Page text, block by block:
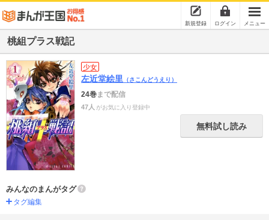
新規登録 ログイン メニュー
桃組プラス戦記
少女
左近堂絵里 （さこんどうえり）
24巻まで配信
47人 がお気に入り登録中
無料試し読み
みんなのまんがタグ
タグ編集